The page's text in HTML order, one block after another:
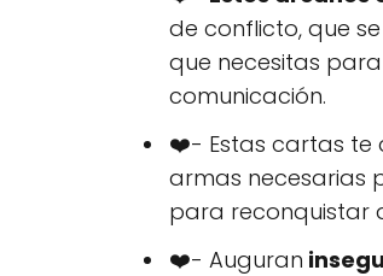
de conflicto, que
que necesitas
comunicación.
❤️- Estas cartas te
armas necesarias
para reconquistar
❤️- Auguran